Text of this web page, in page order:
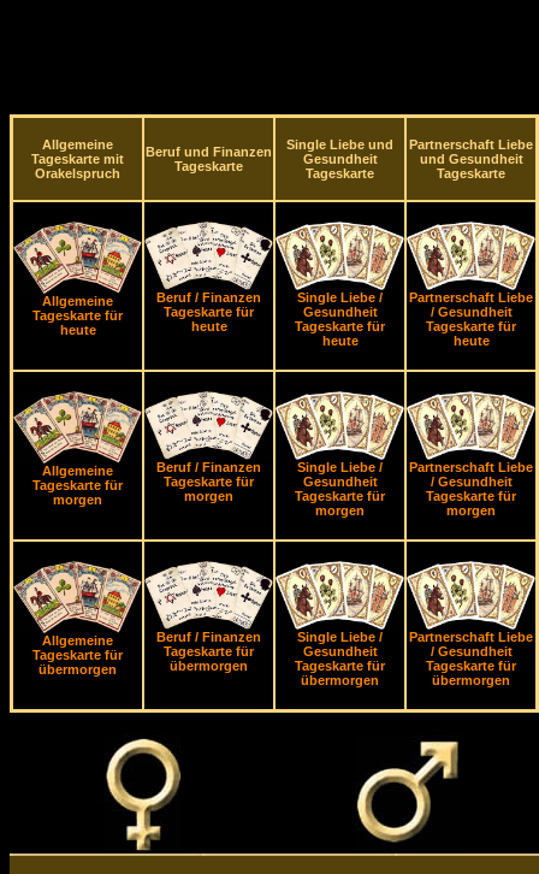
Allgemeine
Tageskarte mit
Orakelspruch
Beruf und Finanzen
Tageskarte
Single Liebe und
Gesundheit
Tageskarte
Partnerschaft Liebe
und Gesundheit
Tageskarte
Allgemeine
Tageskarte für
heute
Beruf / Finanzen
Tageskarte für
heute
Single Liebe /
Gesundheit
Tageskarte für
heute
Partnerschaft Liebe
/ Gesundheit
Tageskarte für
heute
Allgemeine
Tageskarte für
morgen
Beruf / Finanzen
Tageskarte für
morgen
Single Liebe /
Gesundheit
Tageskarte für
morgen
Partnerschaft Liebe
/ Gesundheit
Tageskarte für
morgen
Allgemeine
Tageskarte für
übermorgen
Beruf / Finanzen
Tageskarte für
übermorgen
Single Liebe /
Gesundheit
Tageskarte für
übermorgen
Partnerschaft Liebe
/ Gesundheit
Tageskarte für
übermorgen